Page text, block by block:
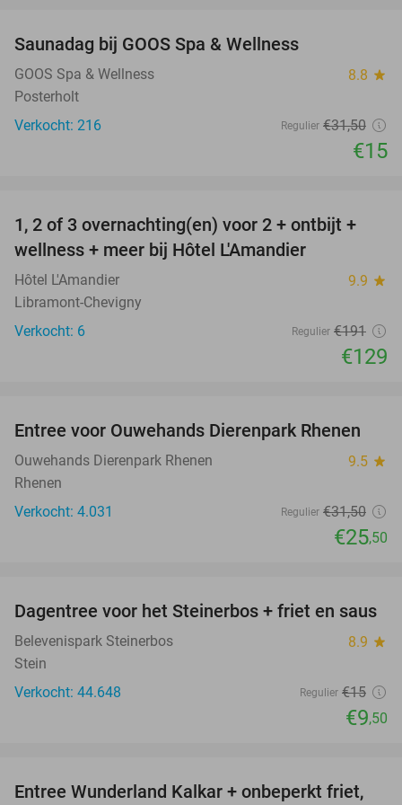
Saunadag bij GOOS Spa & Wellness
GOOS Spa & Wellness 8.8 star
Posterholt
Verkocht: 216
Regulier €31,50
€15
32%
TODAY
1, 2 of 3 overnachting(en) voor 2 + ontbijt +
wellness + meer bij Hôtel L'Amandier
Hôtel L'Amandier 9.9 star
Libramont-Chevigny
Verkocht: 6
Regulier €191
€129
19%
Entree voor Ouwehands Dierenpark Rhenen
Ouwehands Dierenpark Rhenen 9.5 star
Rhenen
Verkocht: 4.031
Regulier €31,50
€25,50
37%
Dagentree voor het Steinerbos + friet en saus
Belevenispark Steinerbos 8.9 star
Stein
Verkocht: 44.648
Regulier €15
€9,50
32%
Entree Wunderland Kalkar + onbeperkt friet,